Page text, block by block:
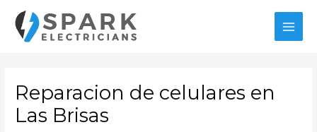
contenido
Reparacion de celulares en
Las Brisas